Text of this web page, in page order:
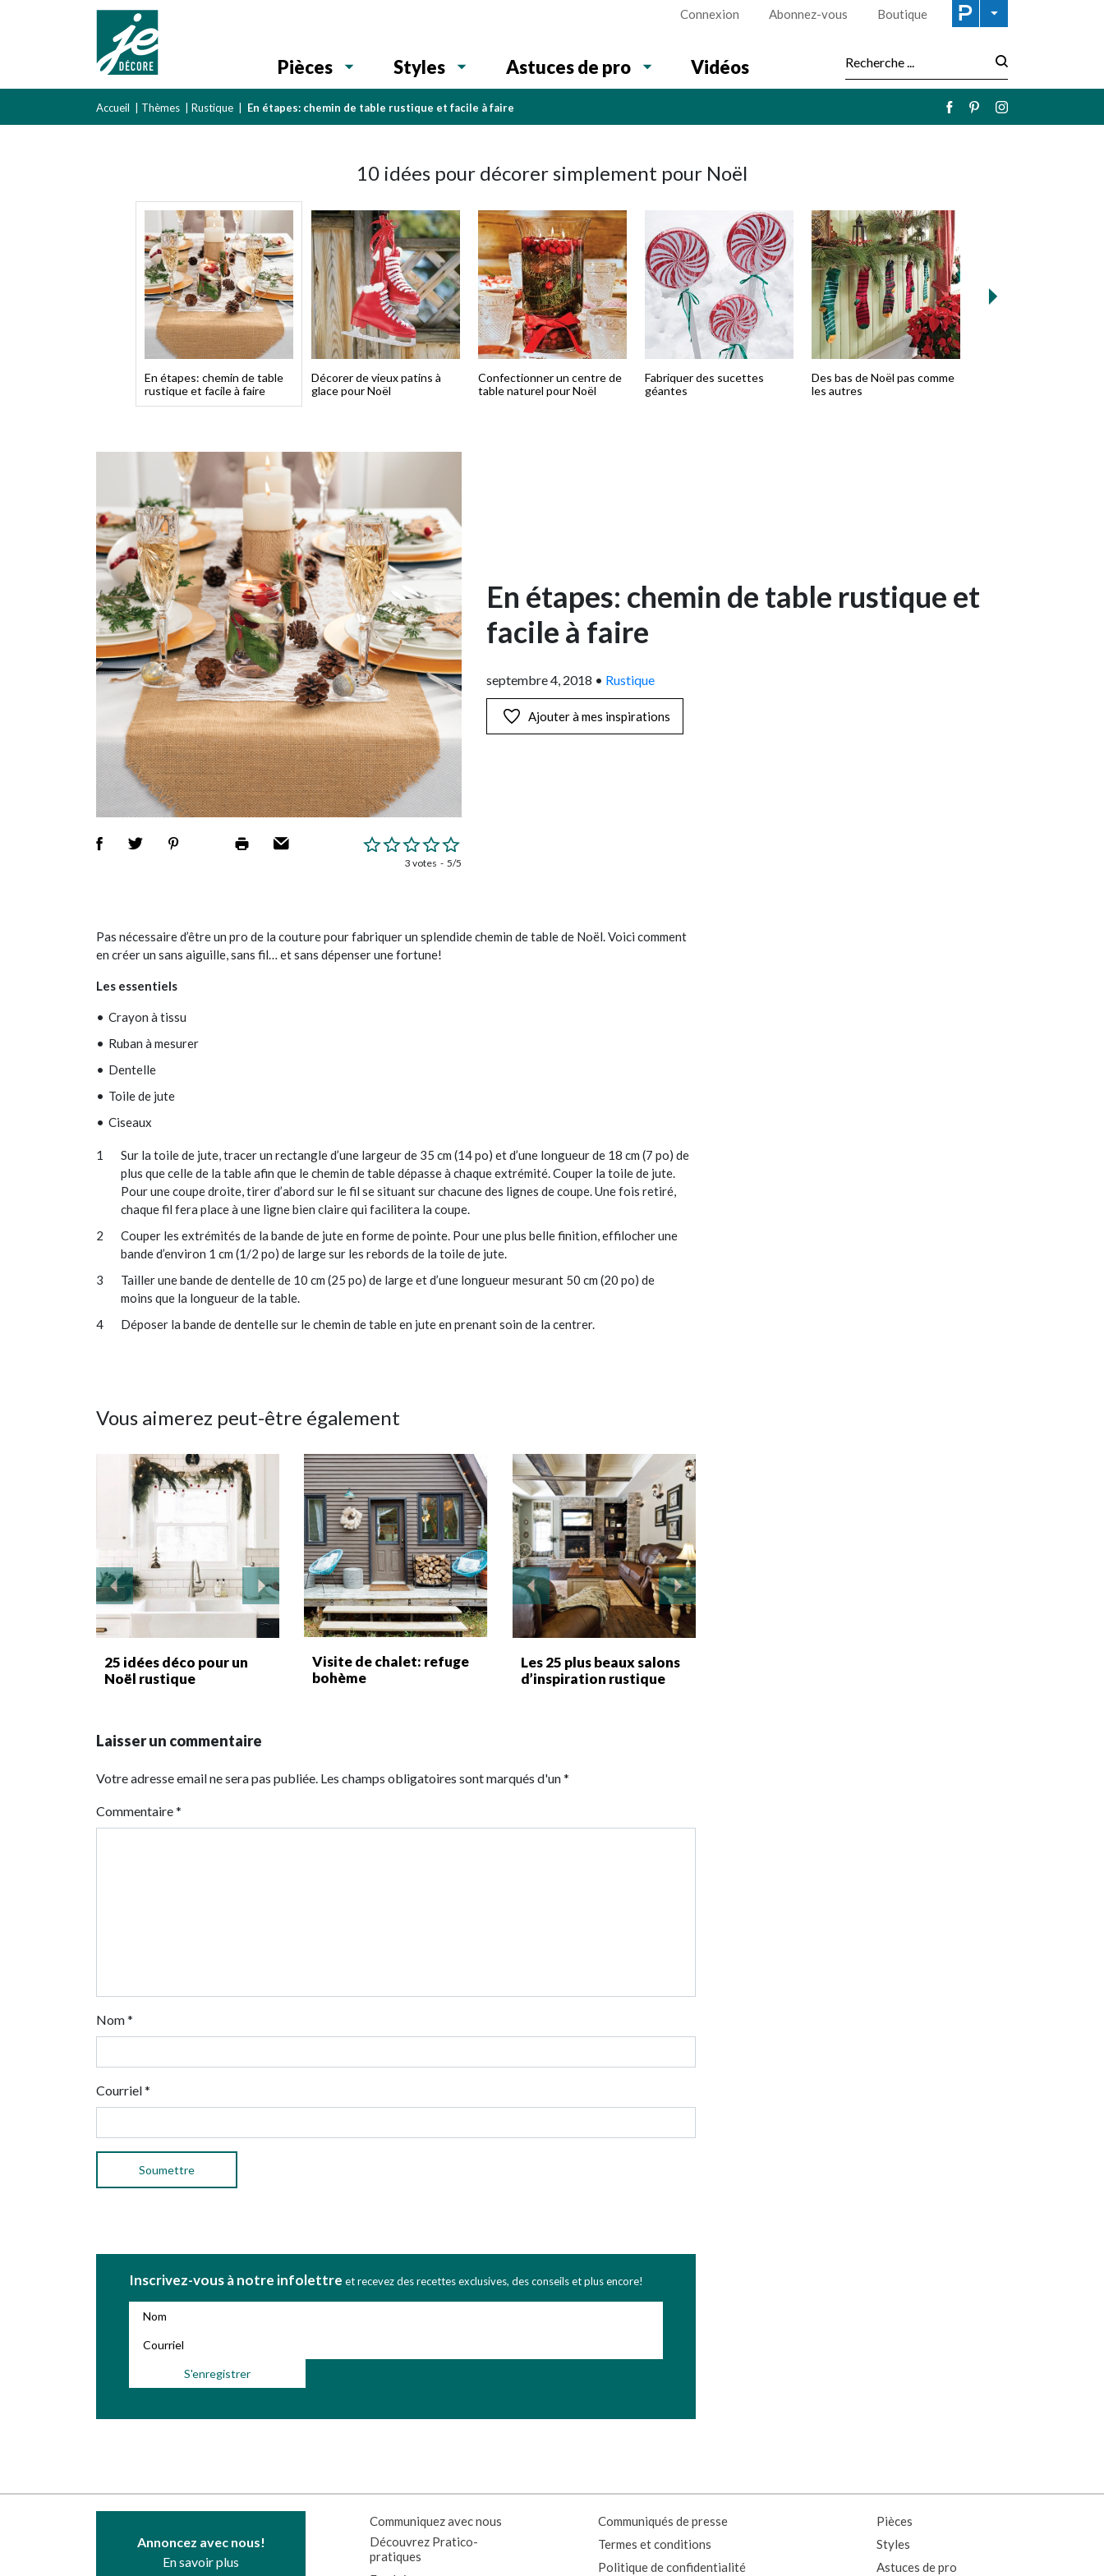
Connexion Abonnez-vous Boutique
Pièces Styles Astuces de pro Vidéos
Accueil Thèmes Rustique En étapes: chemin de table rustique et facile à faire
10 idées pour décorer simplement pour Noël
En étapes: chemin de table
rustique et facile à faire
Décorer de vieux patins à
glace pour Noël
Confectionner un centre de
table naturel pour Noël
Fabriquer des sucettes
géantes
Des bas de Noël pas comme
les autres
3 votes 5/5
En étapes: chemin de table rustique et
facile à faire
septembre 4, 2018 • Rustique
Ajouter à mes inspirations
Pas nécessaire d’être un pro de la couture pour fabriquer un splendide chemin de table de Noël. Voici comment
en créer un sans aiguille, sans fil… et sans dépenser une fortune!
Les essentiels
Crayon à tissu
Ruban à mesurer
Dentelle
Toile de jute
Ciseaux
Sur la toile de jute, tracer un rectangle d’une largeur de 35 cm (14 po) et d’une longueur de 18 cm (7 po) de
plus que celle de la table afin que le chemin de table dépasse à chaque extrémité. Couper la toile de jute.
Pour une coupe droite, tirer d’abord sur le fil se situant sur chacune des lignes de coupe. Une fois retiré,
chaque fil fera place à une ligne bien claire qui facilitera la coupe.
Couper les extrémités de la bande de jute en forme de pointe. Pour une plus belle finition, effilocher une
bande d’environ 1 cm (1/2 po) de large sur les rebords de la toile de jute.
Tailler une bande de dentelle de 10 cm (25 po) de large et d’une longueur mesurant 50 cm (20 po) de
moins que la longueur de la table.
Déposer la bande de dentelle sur le chemin de table en jute en prenant soin de la centrer.
Vous aimerez peut-être également
25 idées déco pour un
Noël rustique
Visite de chalet: refuge
bohème
Les 25 plus beaux salons
d’inspiration rustique
Laisser un commentaire
Votre adresse email ne sera pas publiée. Les champs obligatoires sont marqués d'un *
Commentaire*
Nom*
Courriel*
Inscrivez-vous à notre infolettre et recevez des recettes exclusives, des conseils et plus encore!
Annoncez avec nous!
En savoir plus
Communiquez avec nous
Découvrez Pratico-
pratiques
Communiqués de presse
Termes et conditions
Politique de confidentialité
Pièces
Styles
Astuces de pro